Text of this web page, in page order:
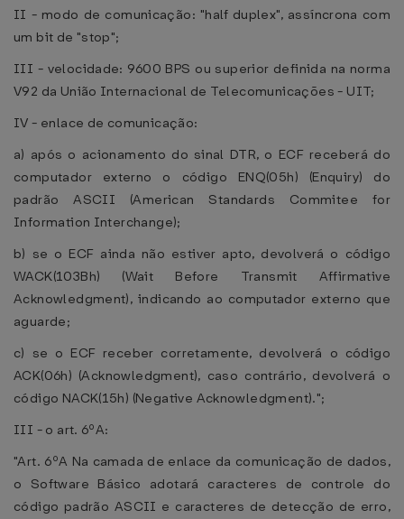
II - modo de comunicação: "half duplex", assíncrona com
um bit de "stop";
III - velocidade: 9600 BPS ou superior definida na norma
V92 da União Internacional de Telecomunicações - UIT;
IV - enlace de comunicação:
a) após o acionamento do sinal DTR, o ECF receberá do
computador externo o código ENQ(05h) (Enquiry) do
padrão ASCII (American Standards Commitee for
Information Interchange);
b) se o ECF ainda não estiver apto, devolverá o código
WACK(103Bh) (Wait Before Transmit Affirmative
Acknowledgment), indicando ao computador externo que
aguarde;
c) se o ECF receber corretamente, devolverá o código
ACK(06h) (Acknowledgment), caso contrário, devolverá o
código NACK(15h) (Negative Acknowledgment).";
III - o art. 6ºA:
"Art. 6ºA Na camada de enlace da comunicação de dados,
o Software Básico adotará caracteres de controle do
código padrão ASCII e caracteres de detecção de erro,